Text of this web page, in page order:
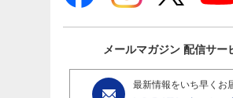
メールマガジン 配信サー
最新情報をいち早くお